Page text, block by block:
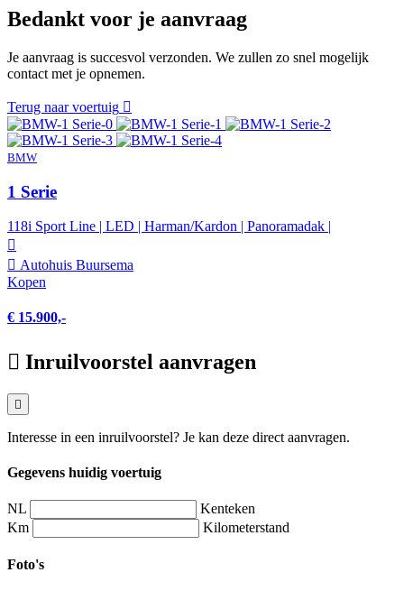
Bedankt voor je aanvraag
Je aanvraag is succesvol verzonden. We zullen zo snel mogelijk
contact met je opnemen.
Terug naar voertuig
BMW
1 Serie
118i Sport Line | LED | Harman/Kardon | Panoramadak |
Autohuis Buursema
Kopen
€ 15.900,-
Inruilvoorstel aanvragen
Interesse in een inruilvoorstel? Je kan deze direct aanvragen.
Gegevens huidig voertuig
NL
Kenteken
Km
Kilometerstand
Foto's